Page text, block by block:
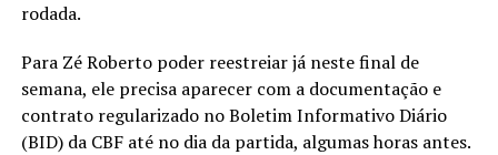
rodada.
Para Zé Roberto poder reestreiar já neste final de
semana, ele precisa aparecer com a documentação e
contrato regularizado no Boletim Informativo Diário
(BID) da CBF até no dia da partida, algumas horas antes.